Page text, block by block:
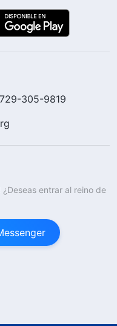
305-9819
¿Deseas entrar al reino de